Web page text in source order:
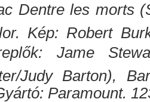
Dentre les morts
Kép: Robert
Jame
Judy Barton),
Paramount.